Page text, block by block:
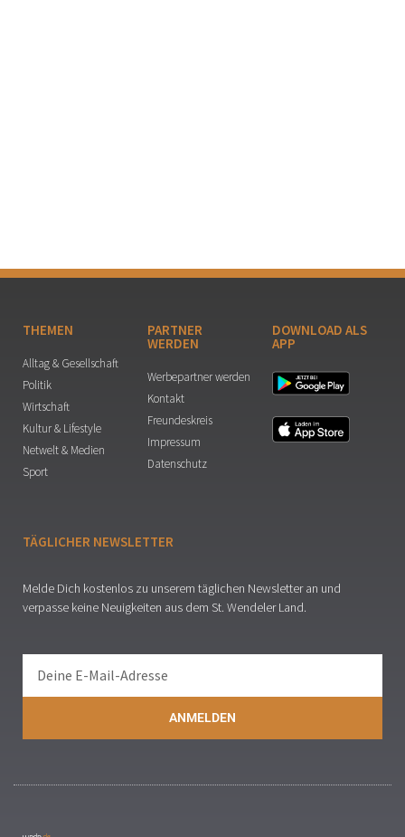
THEMEN
Alltag & Gesellschaft
Politik
Wirtschaft
Kultur & Lifestyle
Netwelt & Medien
Sport
PARTNER
WERDEN
Werbepartner werden
Kontakt
Freundeskreis
Impressum
Datenschutz
DOWNLOAD ALS
APP
TÄGLICHER NEWSLETTER
Melde Dich kostenlos zu unserem täglichen Newsletter an und
verpasse keine Neuigkeiten aus dem St. Wendeler Land.
ANMELDEN